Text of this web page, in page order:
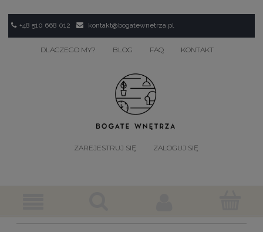
+48 510 668 012 kontakt@bogatewnetrza.pl
DLACZEGO MY? BLOG FAQ KONTAKT
ZAREJESTRUJ SIĘ ZALOGUJ SIĘ